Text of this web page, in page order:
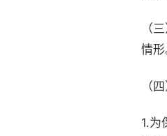
（
情形
（
1.为